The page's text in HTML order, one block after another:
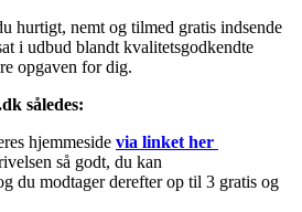
hurtigt, nemt og tilmed gratis indsende
i udbud blandt kvalitetsgodkendte
opgaven for dig.
således:
hjemmeside via linket her
så godt, du kan
du modtager derefter op til 3 gratis og